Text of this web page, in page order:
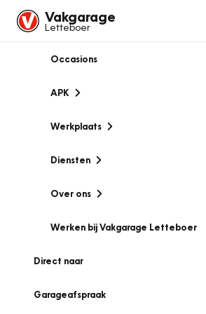
Vakgarage
Letteboer
Occasions
APK
Werkplaats
Diensten
Over ons
Werken bij Vakgarage Letteboer
Direct naar
Garageafspraak